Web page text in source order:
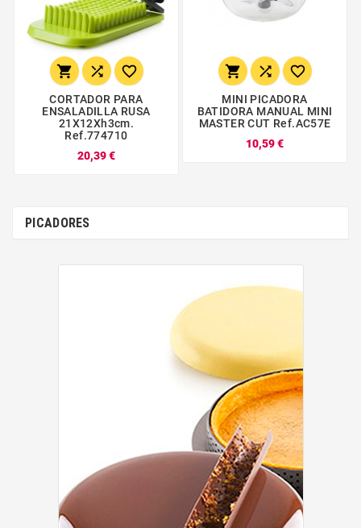
  
CORTADOR PARA
ENSALADILLA RUSA
21X12Xh3cm.
Ref.774710
20,39 €
  
MINI PICADORA
BATIDORA MANUAL MINI
MASTER CUT Ref.AC57E
10,59 €
PICADORES